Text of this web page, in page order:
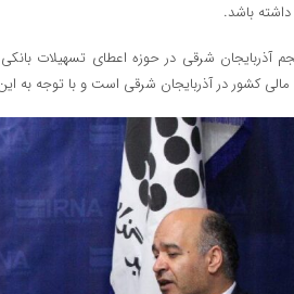
باشد.
مالی کشور در آذربایجان شرقی است و با توجه